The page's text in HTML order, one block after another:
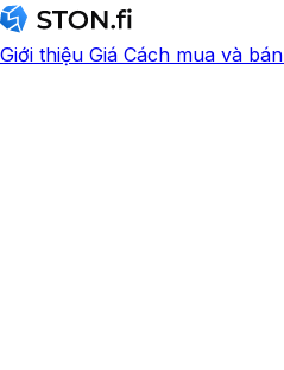
Giới thiệu Giá Cách mua và bán